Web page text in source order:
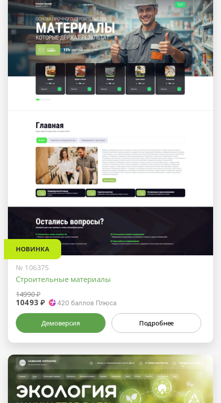
НОВИНКА
№ 106375
Строительные материалы
14990 ₽
10493 ₽ 420 баллов Плюса
Демоверсия Подробнее